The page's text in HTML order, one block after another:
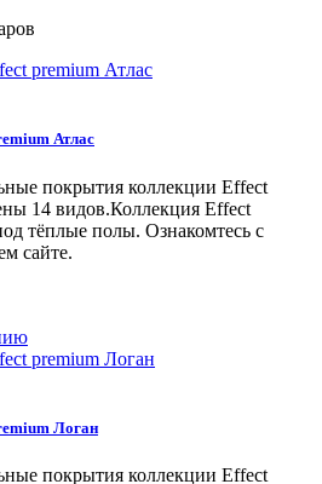
Атлас
покрытия коллекции Effect
14 видов.Коллекция Effect
тёплые полы. Ознакомтесь с
сайте.
Логан
покрытия коллекции Effect